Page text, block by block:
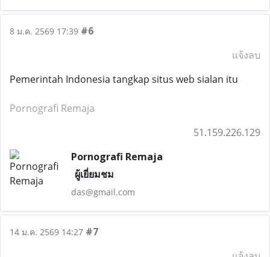
8 ม.ค. 2569 17:39 #6
แจ้งลบ
Pemerintah Indonesia tangkap situs web sialan itu
Pornografi Remaja
51.159.226.129
Pornografi Remaja
ผู้เยี่ยมชม
das@gmail.com
14 ม.ค. 2569 14:27 #7